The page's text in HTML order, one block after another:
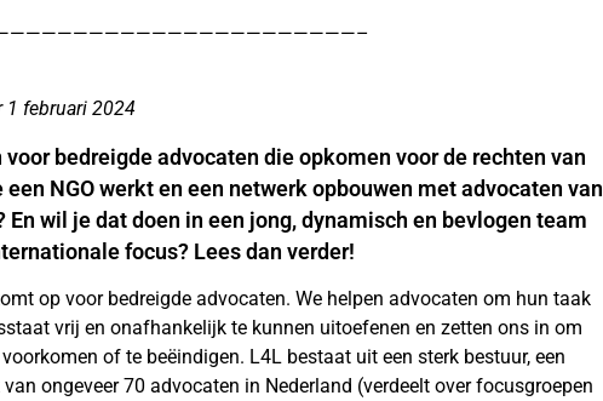
1 februari 2024
bedreigde advocaten die opkomen voor de rechten van
NGO werkt en een netwerk opbouwen met advocaten van
En wil je dat doen in een jong, dynamisch en bevlogen team
focus? Lees dan verder!
op voor bedreigde advocaten. We helpen advocaten om hun taak
vrij en onafhankelijk te kunnen uitoefenen en zetten ons in om
of te beëindigen. L4L bestaat uit een sterk bestuur, een
ongeveer 70 advocaten in Nederland (verdeelt over focusgroepen